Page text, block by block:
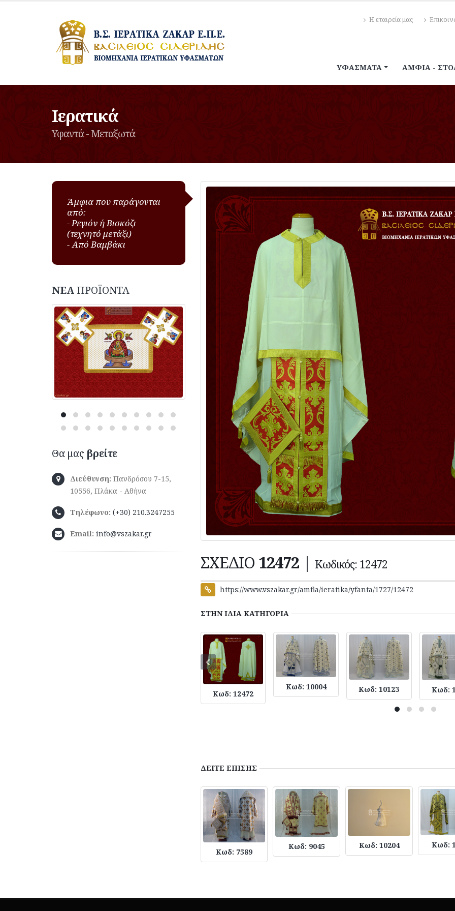
Η εταιρεία μας
ΥΦΆΣΜΑΤΑ ΆΜΦΙΑ -
Ιερατικά
Υφαντά - Μεταξωτά
Άμφια που παράγονται
από:
- Ρεγιόν ή Βισκόζι
(τεχνητό μετάξι)
- Από Βαμβάκι
ΝΕΑ ΠΡΟΪΟΝΤΑ
Θα μας βρείτε
Διεύθυνση: Πανδρόσου 7-15,
10556, Πλάκα - Αθήνα
Τηλέφωνο: (+30) 210.3247255
Email: info@vszakar.gr
ΣΧΕΔΙΟ 12472| Κωδικός: 12472
https://www.vszakar.gr/amfia/ieratika/yfanta/1727/12472
ΣΤΗΝ ΙΔΙΑ ΚΑΤΗΓΟΡΙΑ
Κωδ: 12472
Κωδ: 10004 Κωδ: 10123 Κωδ:
ΔΕΙΤΕ ΕΠΙΣΗΣ
Κωδ: 7589
Κωδ: 9045 Κωδ: 10204 Κωδ: